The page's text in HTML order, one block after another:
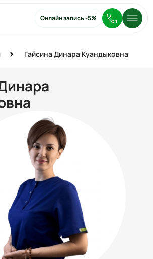
Онлайн запись-5%
Гайсина Динара Куандыковна